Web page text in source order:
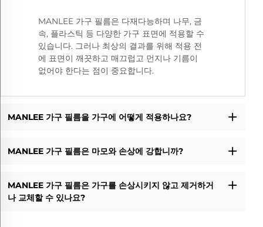
MANLEE 가구 필름은 다재다능하며 나무, 금
속, 플라스틱 등 다양한 가구 표면에 적용할 수
있습니다. 그러나 최상의 결과를 위해 적용 전
에 표면이 깨끗하고 매끄럽고 먼지나 기름이
없어야 한다는 점이 중요합니다.
MANLEE 가구 필름을 가구에 어떻게 적용하나요?
MANLEE 가구 필름은 마모와 손상에 강합니까?
MANLEE 가구 필름은 가구를 손상시키지 않고 제거하거
나 교체할 수 있나요?